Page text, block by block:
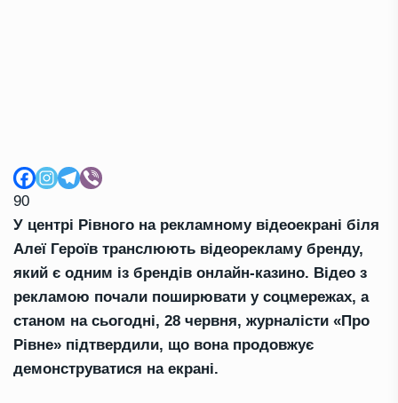
90
У центрі Рівного на рекламному відеоекрані біля
Алеї Героїв транслюють відеорекламу бренду,
який є одним із брендів онлайн-казино. Відео з
рекламою почали поширювати у соцмережах, а
станом на сьогодні, 28 червня, журналісти «Про
Рівне» підтвердили, що вона продовжує
демонструватися на екрані.